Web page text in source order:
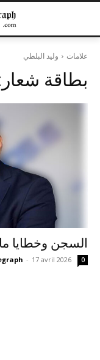
علامات وليد البلطي
بطاقة
السجن وخطايا
- 17 avril 2026 0